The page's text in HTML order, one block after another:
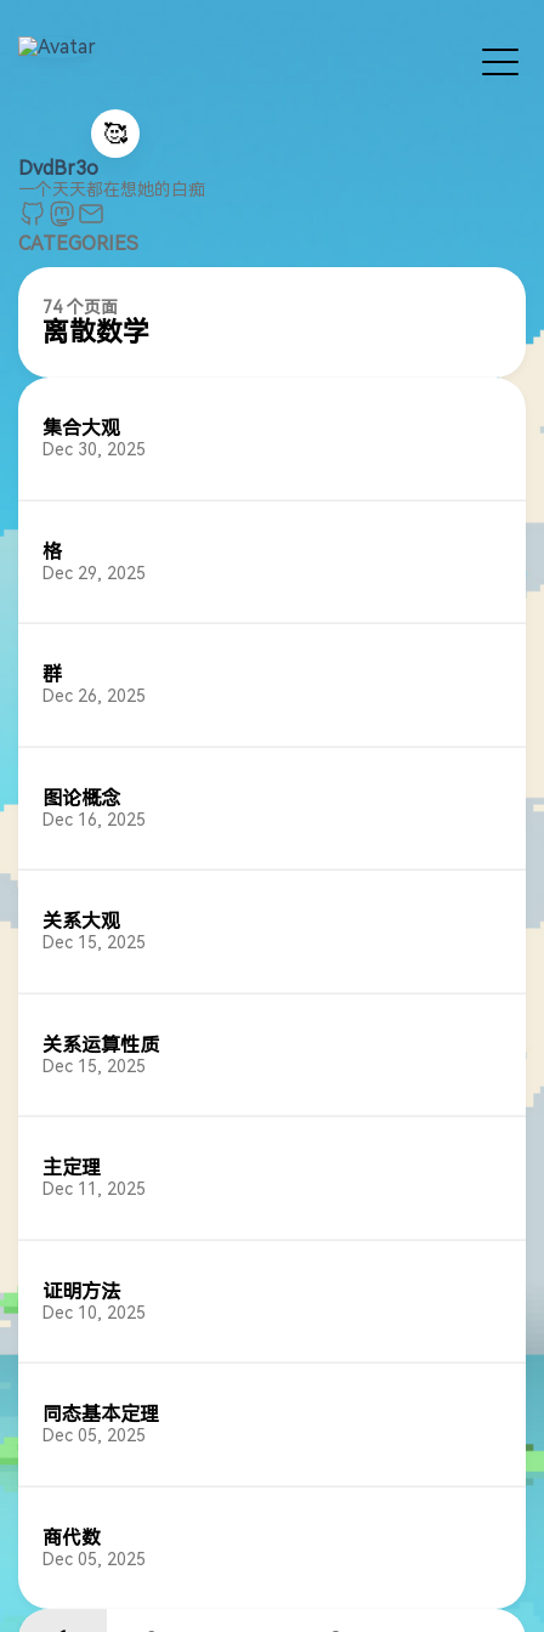
🥰
DvdBr3o
一个天天都在想她的白痴
CATEGORIES
74 个页面
离散数学
集合大观
Dec 30, 2025
格
Dec 29, 2025
群
Dec 26, 2025
图论概念
Dec 16, 2025
关系大观
Dec 15, 2025
关系运算性质
Dec 15, 2025
主定理
Dec 11, 2025
证明方法
Dec 10, 2025
同态基本定理
Dec 05, 2025
商代数
Dec 05, 2025